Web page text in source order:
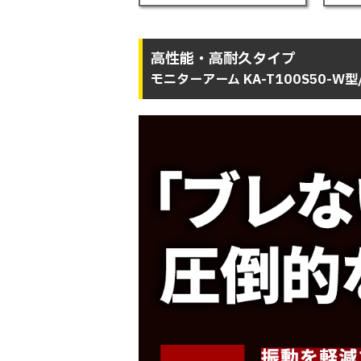
高性能・高耐久タイプ
モニターアーム KA-T100S50-W